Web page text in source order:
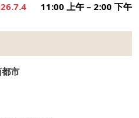
11:00 上午–2:00 下午
市